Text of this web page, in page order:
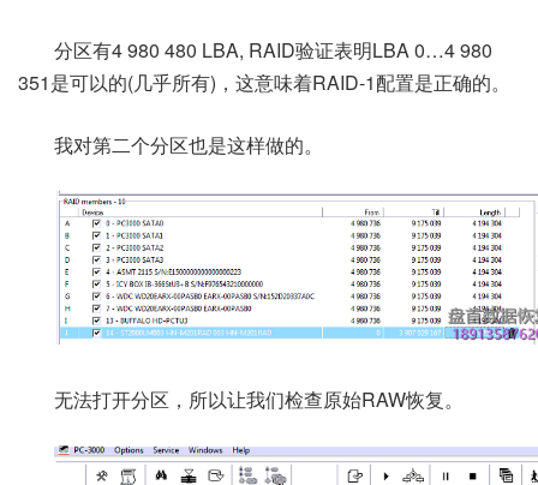
分区有4 980 480 LBA, RAID验证表明LBA 0…4 980
351是可以的(几乎所有)，这意味着RAID-1配置是正确的。
我对第二个分区也是这样做的。
无法打开分区，所以让我们检查原始RAW恢复。